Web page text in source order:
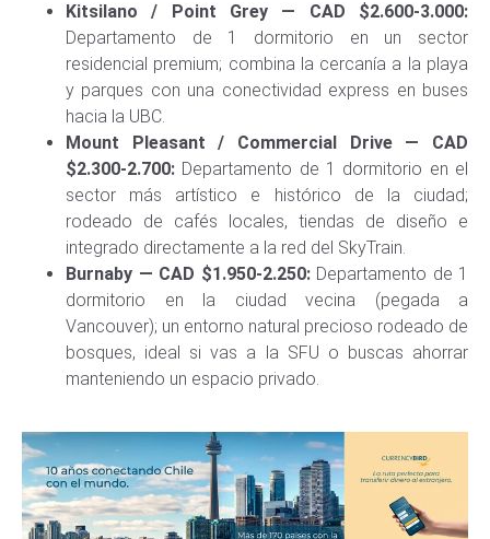
Kitsilano / Point Grey — CAD $2.600-3.000:
Departamento de 1 dormitorio en un sector
residencial premium; combina la cercanía a la playa
y parques con una conectividad express en buses
hacia la UBC.
Mount Pleasant / Commercial Drive — CAD
$2.300-2.700: Departamento de 1 dormitorio en el
sector más artístico e histórico de la ciudad;
rodeado de cafés locales, tiendas de diseño e
integrado directamente a la red del SkyTrain.
Burnaby — CAD $1.950-2.250:Departamento de 1
dormitorio en la ciudad vecina (pegada a
Vancouver); un entorno natural precioso rodeado de
bosques, ideal si vas a la SFU o buscas ahorrar
manteniendo un espacio privado.